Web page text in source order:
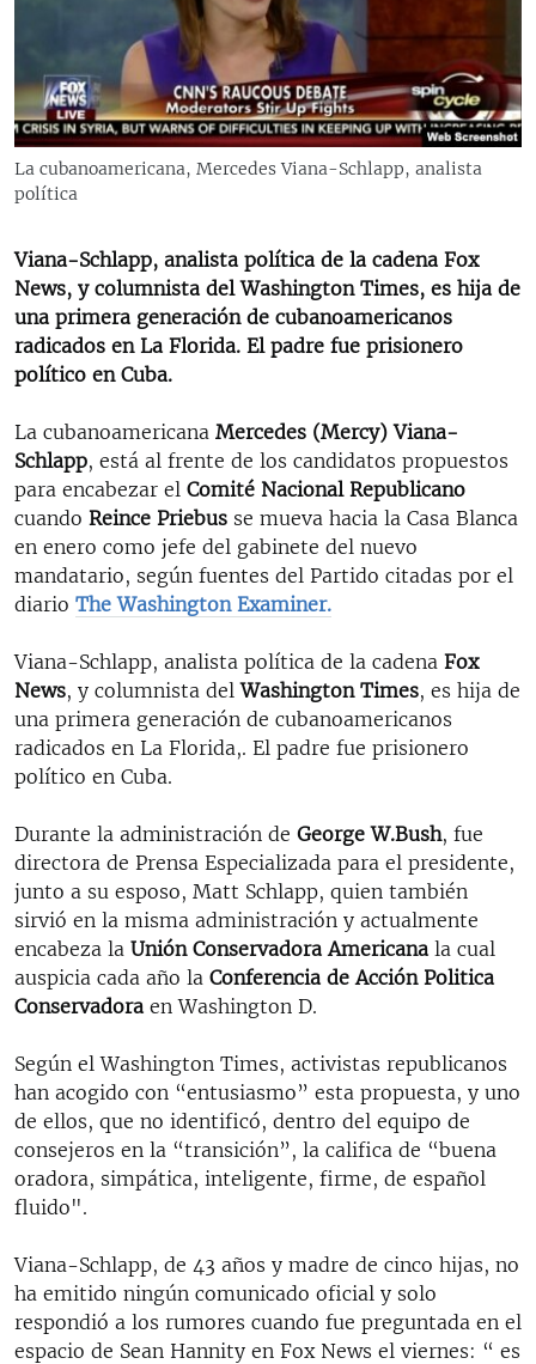
ESPECIALES
LA REALIDAD DE LA VIVIENDA EN CUBA
SER VIEJO EN CUBA
LOS SANTOS DE HIALEAH
DESINFORMACIÓN RUSA EN AMÉRICA LATINA
LA INVASIÓN DE RUSIA A UCRANIA
MULTIMEDIA
EDITORIALES
La cubanoamericana, Mercedes Viana-Schlapp, analista
política
Viana-Schlapp, analista política de la cadena Fox
News, y columnista del Washington Times, es hija de
una primera generación de cubanoamericanos
radicados en La Florida. El padre fue prisionero
político en Cuba.
La cubanoamericana Mercedes (Mercy) Viana-
Schlapp, está al frente de los candidatos propuestos
para encabezar el Comité Nacional Republicano
cuando Reince Priebus se mueva hacia la Casa Blanca
en enero como jefe del gabinete del nuevo
mandatario, según fuentes del Partido citadas por el
diario The Washington Examiner.
Viana-Schlapp, analista política de la cadena Fox
News, y columnista delWashington Times, es hija de
una primera generación de cubanoamericanos
radicados en La Florida,. El padre fue prisionero
político en Cuba.
Durante la administración de George W.Bush, fue
directora de Prensa Especializada para el presidente,
junto a su esposo, Matt Schlapp, quien también
sirvió en la misma administración y actualmente
encabeza la Unión Conservadora Americana la cual
auspicia cada año la Conferencia de Acción Politica
Conservadora en Washington D.
Según el Washington Times, activistas republicanos
han acogido con “entusiasmo” esta propuesta, y uno
de ellos, que no identificó, dentro del equipo de
consejeros en la “transición”, la califica de “buena
oradora, simpática, inteligente, firme, de español
fluido".
Viana-Schlapp, de 43 años y madre de cinco hijas, no
ha emitido ningún comunicado oficial y solo
respondió a los rumores cuando fue preguntada en el
espacio de Sean Hannity en Fox News el viernes: “ es